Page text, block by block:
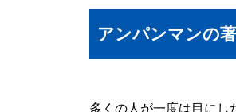
アンパンマンの
多くの人が一度は目にし